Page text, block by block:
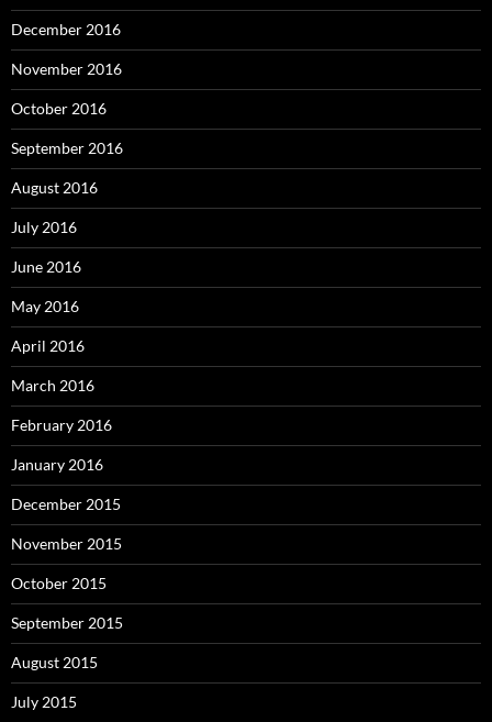
December 2016
November 2016
October 2016
September 2016
August 2016
July 2016
June 2016
May 2016
April 2016
March 2016
February 2016
January 2016
December 2015
November 2015
October 2015
September 2015
August 2015
July 2015